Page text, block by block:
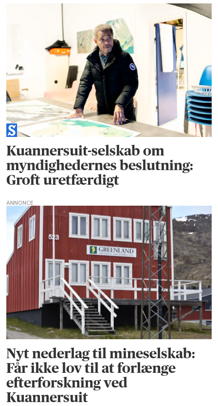
Kuannersuit-selskab om
myndighedernes beslutning:
Groft uretfærdigt
ANNONCE
Nyt nederlag til mineselskab:
Får ikke lov til at forlænge
efterforskning ved
Kuannersuit